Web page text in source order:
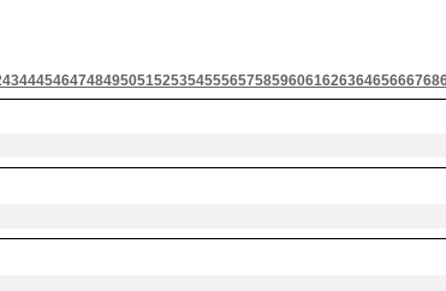
4344454647484950515253545556575859606162636465666768